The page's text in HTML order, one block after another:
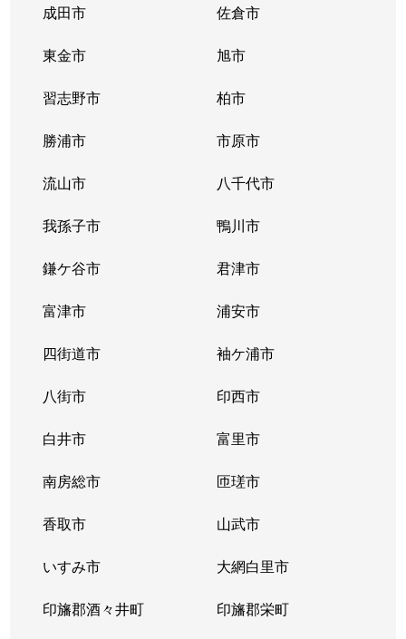
成田市 佐倉市
東金市 旭市
習志野市 柏市
勝浦市 市原市
流山市 八千代市
我孫子市 鴨川市
鎌ケ谷市 君津市
富津市 浦安市
四街道市 袖ケ浦市
八街市 印西市
白井市 富里市
南房総市 匝瑳市
香取市 山武市
いすみ市 大網白里市
印旛郡酒々井町 印旛郡栄町